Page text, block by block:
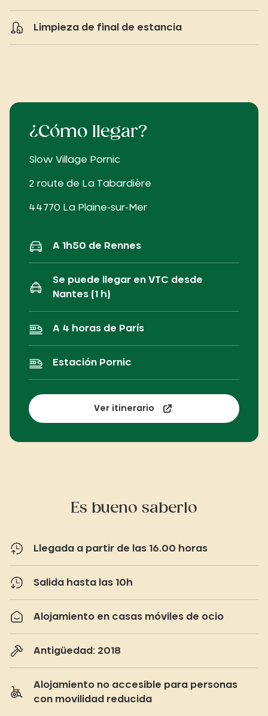
Limpieza de final de estancia
¿Cómo llegar?
Slow Village Pornic
2 route de La Tabardière
44770 La Plaine-sur-Mer
A 1h50 de Rennes
Se puede llegar en VTC desde
Nantes (1 h)
A 4 horas de París
Estación Pornic
Ver itinerario
Es bueno saberlo
Llegada a partir de las 16.00 horas
Salida hasta las 10h
Alojamiento en casas móviles de ocio
Antigüedad: 2018
Alojamiento no accesible para personas
con movilidad reducida